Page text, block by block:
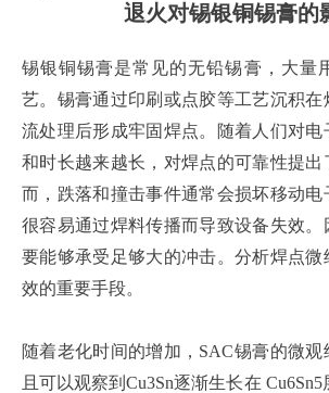
退火对锡银铜锡膏的
锡银铜锡膏是常见的无铅锡膏，大量
艺。锡膏通过印刷或点胶等工艺沉积在
流处理后形成牢固焊点。随着人们对
和时长越来越长，对焊点的可靠性提出
而，跌落和撞击事件通常会损坏移动电
很容易通过焊料传播而导致设备失效。
要能够承受足够大的冲击。分析焊点微
效的重要手段。
随着老化时间的增加，SAC锡膏的微
且可以观察到Cu3Sn逐渐生长在